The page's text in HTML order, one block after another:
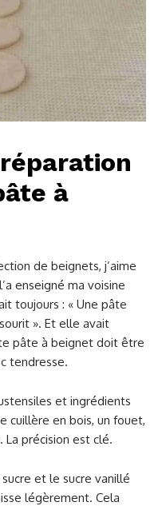
à
de beignets, j’aime
enseigné ma voisine
toujours : « Une pâte
». Et elle avait
pâte à beignet doit être
tendresse.
et ingrédients
cuillère en bois, un fouet,
précision est clé.
et le sucre vanillé
légèrement. Cela